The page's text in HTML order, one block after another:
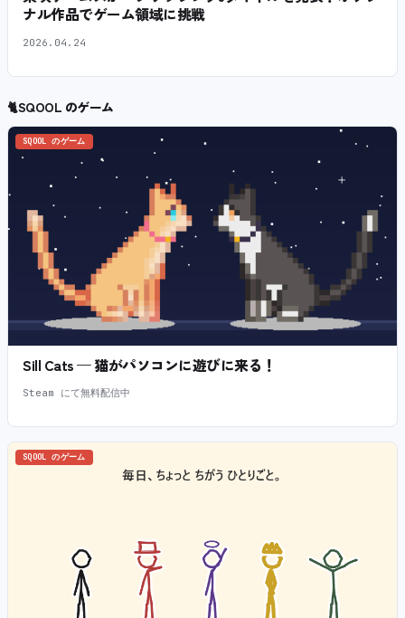
ナル作品でゲーム領域に挑戦
2026.04.24
🐈SQOOL のゲーム
SQOOL のゲーム
Sill Cats — 猫がパソコンに遊びに来る！
Steam にて無料配信中
SQOOL のゲーム